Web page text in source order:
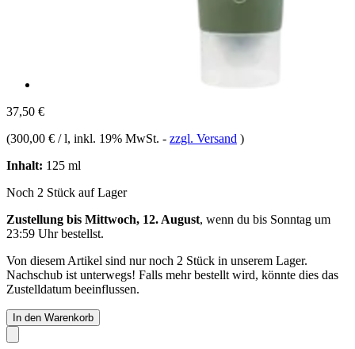
37,50 €
(300,00 € / l, inkl. 19% MwSt. - zzgl. Versand )
Inhalt: 125 ml
Noch 2 Stück auf Lager
Zustellung bis Mittwoch, 12. August, wenn du bis Sonntag um
23:59 Uhrbestellst.
Von diesem Artikel sind nur noch 2 Stück in unserem Lager.
Nachschub ist unterwegs! Falls mehr bestellt wird, könnte dies das
Zustelldatum beeinflussen.
In den Warenkorb